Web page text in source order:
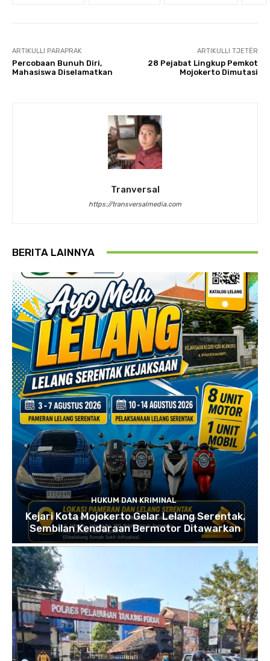
ARTIKULLI PARAPRAK
Percobaan Bunuh Diri,
Mahasiswa Diselamatkan
ARTIKULLI TJETËR
28 Pejabat Lingkup Pemkot
Mojokerto Dimutasi
Tranversal
https://transversalmedia.com
BERITA LAINNYA
HUKUM DAN KRIMINAL
Kejari Kota Mojokerto Gelar Lelang Serentak,
Sembilan Kendaraan Bermotor Ditawarkan